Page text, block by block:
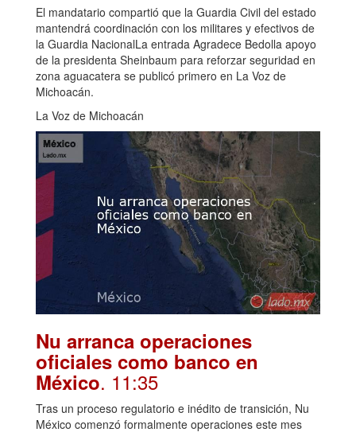
El mandatario compartió que la Guardia Civil del estado
mantendrá coordinación con los militares y efectivos de
la Guardia NacionalLa entrada Agradece Bedolla apoyo
de la presidenta Sheinbaum para reforzar seguridad en
zona aguacatera se publicó primero en La Voz de
Michoacán.
La Voz de Michoacán
Nu arranca operaciones
oficiales como banco en
México. 11:35
Tras un proceso regulatorio e inédito de transición, Nu
México comenzó formalmente operaciones este mes